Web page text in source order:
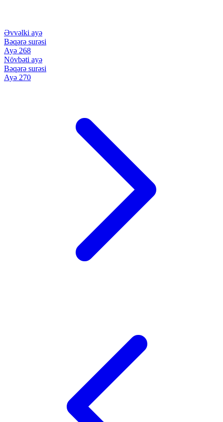
Əvvəlki ayə
Bəqərə surəsi
Ayə 268
Növbəti ayə
Bəqərə surəsi
Ayə 270